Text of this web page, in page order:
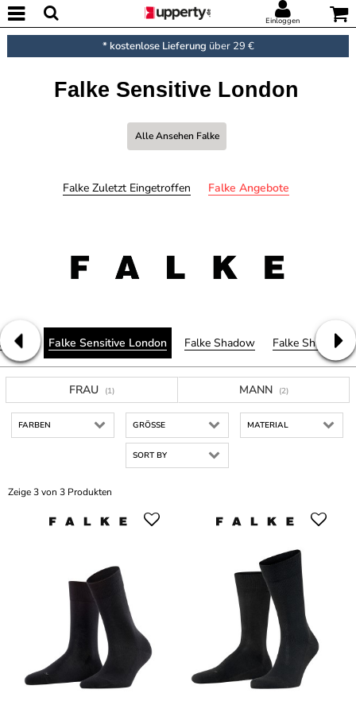
Einloggen
* kostenlose Lieferung über 29 €
Falke Sensitive London
Alle Ansehen Falke
Falke Zuletzt Eingetroffen Falke Angebote
Falke Sensitive London Falke Shadow Falke Shaping
FRAU (1) MANN (2)
FARBEN GRÖSSE MATERIAL
SORT BY
Zeige 3 von 3 Produkten